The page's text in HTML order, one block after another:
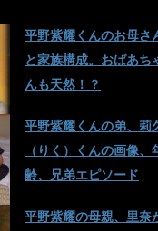
平野紫耀くんのお母さ
と家族構成。おばあち
んも天然！？
平野紫耀くんの弟、莉
（りく）くんの画像、
齢、兄弟エピソード
平野紫耀の母親、里奈